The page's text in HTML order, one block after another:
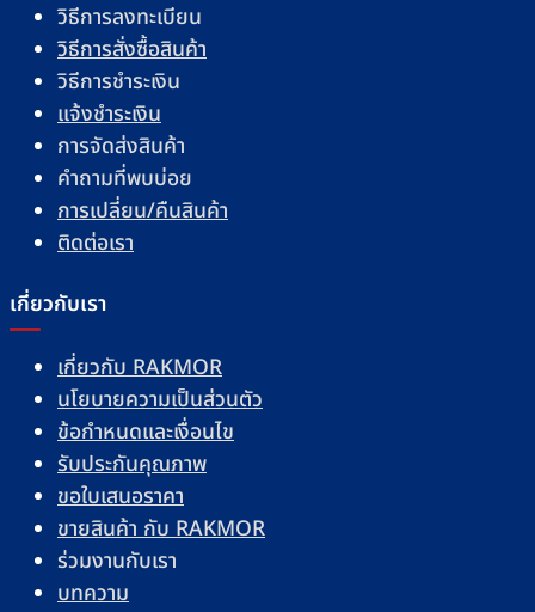
วิธีการลงทะเบียน
วิธีการสั่งซื้อสินค้า
วิธีการชำระเงิน
แจ้งชำระเงิน
การจัดส่งสินค้า
คำถามที่พบบ่อย
การเปลี่ยน/คืนสินค้า
ติดต่อเรา
เกี่ยวกับเรา
เกี่ยวกับ RAKMOR
นโยบายความเป็นส่วนตัว
ข้อกำหนดและเงื่อนไข
รับประกันคุณภาพ
ขอใบเสนอราคา
ขายสินค้า กับ RAKMOR
ร่วมงานกับเรา
บทความ